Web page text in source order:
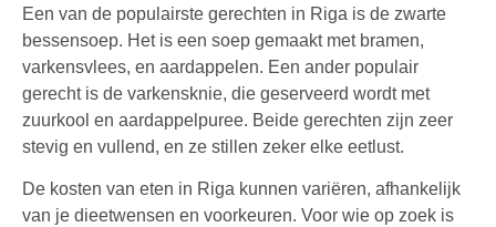
Een van de populairste gerechten in Riga is de zwarte
bessensoep. Het is een soep gemaakt met bramen,
varkensvlees, en aardappelen. Een ander populair
gerecht is de varkensknie, die geserveerd wordt met
zuurkool en aardappelpuree. Beide gerechten zijn zeer
stevig en vullend, en ze stillen zeker elke eetlust.
De kosten van eten in Riga kunnen variëren, afhankelijk
van je dieetwensen en voorkeuren. Voor wie op zoek is